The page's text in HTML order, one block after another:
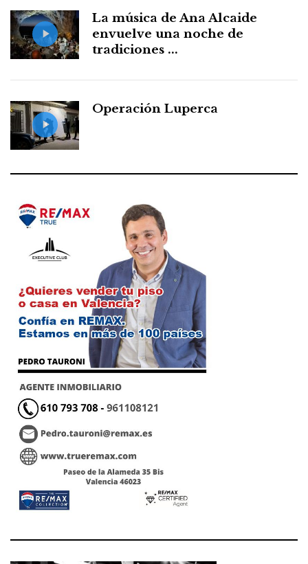
La música de Ana Alcaide
envuelve una noche de
tradiciones ...
Operación Luperca